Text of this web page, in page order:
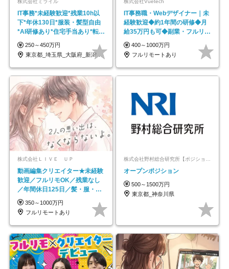
株式会社ミライル
IT事務*未経験歓迎*残業10h以
下*年休130日*服装・髪型自由
*AI研修あり*住宅手当あり*転勤
なし
250～450万円
東京都_埼玉県_大阪府_新潟県_福岡県
株式会社Vuetech
IT事務職・Webデザイナー｜未
経験歓迎◆約1年間の研修◆月
給35万円も可◆副業・フルリモ
ート可◆年休126日
400～1000万円
フルリモートあり
株式会社ＬＩＶＥ ＵＰ
動画編集クリエイター★未経験
歓迎／フルリモOK／残業なし
／年間休日125日／髪・服・ネ
イル自由／研修充実で安心
350～1000万円
フルリモートあり
オープンポジション
500～1500万円
東京都_神奈川県